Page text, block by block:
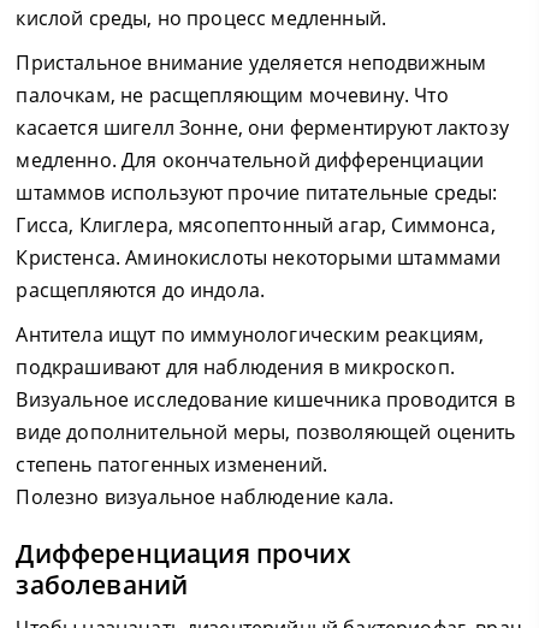
кислой среды, но процесс медленный.
Пристальное внимание уделяется неподвижным
палочкам, не расщепляющим мочевину. Что
касается шигелл Зонне, они ферментируют лактозу
медленно. Для окончательной дифференциации
штаммов используют прочие питательные среды:
Гисса, Клиглера, мясопептонный агар, Симмонса,
Кристенса. Аминокислоты некоторыми штаммами
расщепляются до индола.
Антитела ищут по иммунологическим реакциям,
подкрашивают для наблюдения в микроскоп.
Визуальное исследование кишечника проводится в
виде дополнительной меры, позволяющей оценить
степень патогенных изменений.
Полезно визуальное наблюдение кала.
Дифференциация прочих
заболеваний